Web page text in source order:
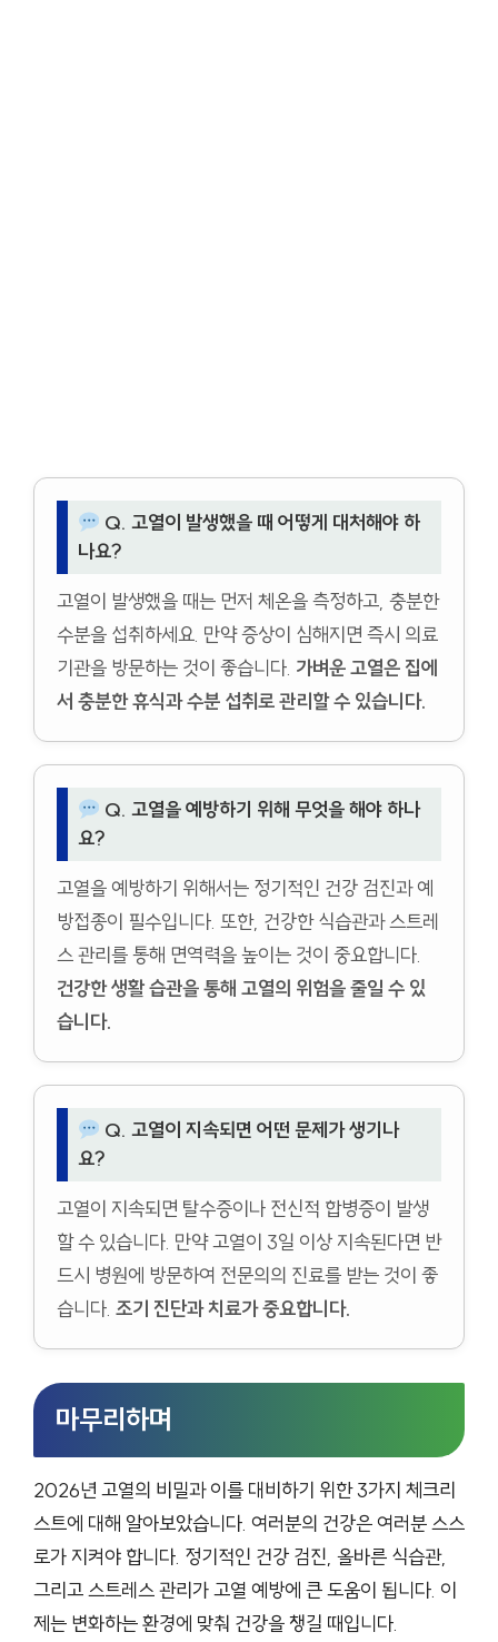
Q. 고열이 발생했을 때 어떻게 대처해야 하
나요?
고열이 발생했을 때는 먼저 체온을 측정하고, 충분한
수분을 섭취하세요. 만약 증상이 심해지면 즉시 의료
기관을 방문하는 것이 좋습니다. 가벼운 고열은 집에
서 충분한 휴식과 수분 섭취로 관리할 수 있습니다.
Q. 고열을 예방하기 위해 무엇을 해야 하나
요?
고열을 예방하기 위해서는 정기적인 건강 검진과 예
방접종이 필수입니다. 또한, 건강한 식습관과 스트레
스 관리를 통해 면역력을 높이는 것이 중요합니다.
건강한 생활 습관을 통해 고열의 위험을 줄일 수 있
습니다.
Q. 고열이 지속되면 어떤 문제가 생기나
요?
고열이 지속되면 탈수증이나 전신적 합병증이 발생
할 수 있습니다. 만약 고열이 3일 이상 지속된다면 반
드시 병원에 방문하여 전문의의 진료를 받는 것이 좋
습니다. 조기 진단과 치료가 중요합니다.
마무리하며
2026년 고열의 비밀과 이를 대비하기 위한 3가지 체크리
스트에 대해 알아보았습니다. 여러분의 건강은 여러분 스스
로가 지켜야 합니다. 정기적인 건강 검진, 올바른 식습관,
그리고 스트레스 관리가 고열 예방에 큰 도움이 됩니다. 이
제는 변화하는 환경에 맞춰 건강을 챙길 때입니다.